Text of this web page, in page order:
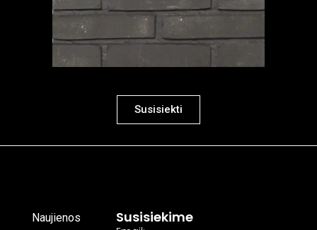
Susisiekti
Naujienos Susisiekime